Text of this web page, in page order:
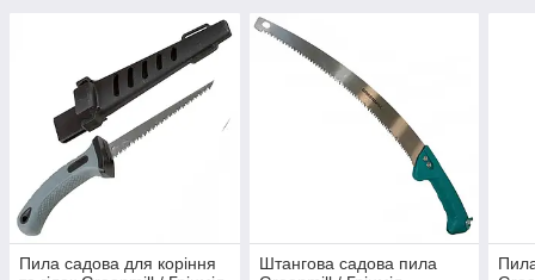
Пила садова для коріння
Штангова садова пила